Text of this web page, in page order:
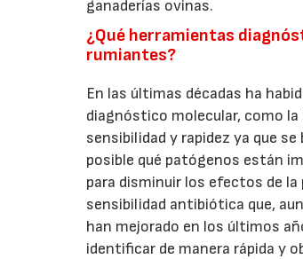
ganaderías ovinas.
¿Qué herramientas
rumiantes?
En las últimas décadas ha
diagnóstico molecular, como la
sensibilidad y rapidez ya que
posible qué patógenos están
para disminuir los efectos de
sensibilidad antibiótica que,
han mejorado en los últimos
identificar de manera rápida y